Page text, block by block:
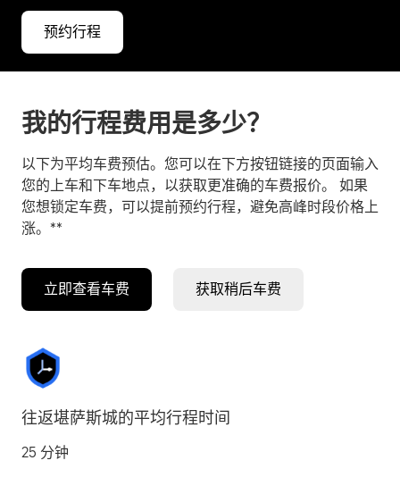
预约行程
我的行程费用是多少？
以下为平均车费预估。您可以在下方按钮链接的页面输入
您的上车和下车地点，以获取更准确的车费报价。 如果
您想锁定车费，可以提前预约行程，避免高峰时段价格上
涨。**
立即查看车费 获取稍后车费
往返堪萨斯城的平均行程时间
25 分钟